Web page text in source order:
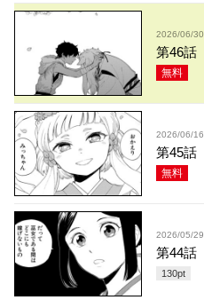
2026/06/30
第46話
無料
2026/06/16
第45話
無料
2026/05/29
第44話
130pt